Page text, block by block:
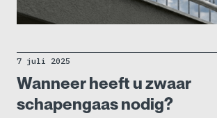
7 juli 2025
Wanneer heeft u zwaar
schapengaas nodig?